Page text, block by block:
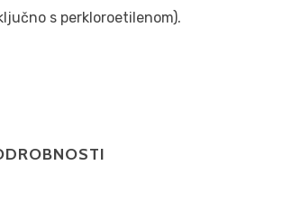
s perkloroetilenom).